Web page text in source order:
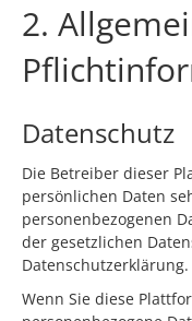
2.
Datenschutz
Die Betreiber dieser
persönlichen Daten
personenbezogenen
der gesetzlichen
Datenschutzerklärung.
Wenn Sie diese